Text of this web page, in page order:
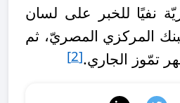
نفيًا للخبر على لسان
المركزي المصريّ، ثم
تمّوز الجاري.[2]